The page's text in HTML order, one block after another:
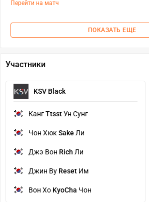
Перейти на матч
ПОКАЗАТЬ ЕЩЕ
Участники
KSV Black
КангTtsstУн Сунг
Чон Хюк Sake Ли
Джэ Вон Rich Ли
Джин Ву Reset Им
Вон Хо KyoCha Чон